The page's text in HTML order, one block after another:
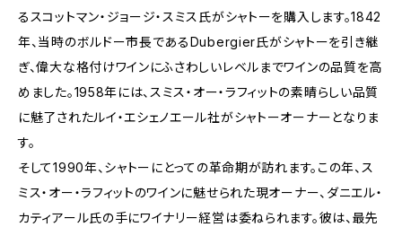
るスコットマン・ジョージ・スミス氏がシャトーを購入します。1842
年、当時のボルドー市長であるDubergier氏がシャトーを引き継
ぎ、偉大な格付けワインにふさわしいレベルまでワインの品質を高
めました。1958年には、スミス・オー・ラフィットの素晴らしい品質
に魅了されたルイ・エシェノエール社がシャトーオーナーとなりま
す。
そして1990年、シャトーにとっての革命期が訪れます。この年、ス
ミス・オー・ラフィットのワインに魅せられた現オーナー、ダニエル・
カティアール氏の手にワイナリー経営は委ねられます。彼は、最先